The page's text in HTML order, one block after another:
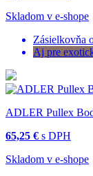
Skladom v e-shope
Zásielkovňa
Aj pre
ADLER Pullex
65,25 € s DPH
Skladom v e-shope